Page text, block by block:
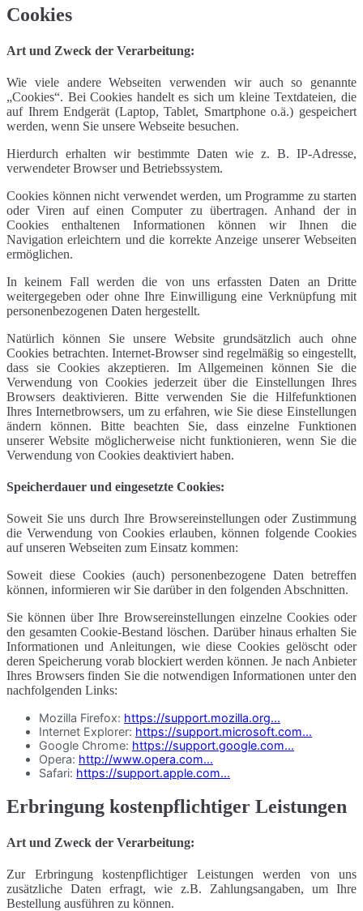
Cookies
Art und Zweck der Verarbeitung:
Wie viele andere Webseiten verwenden wir auch so genannte
„Cookies“. Bei Cookies handelt es sich um kleine Textdateien, die
auf Ihrem Endgerät (Laptop, Tablet, Smartphone o.ä.) gespeichert
werden, wenn Sie unsere Webseite besuchen.
Hierdurch erhalten wir bestimmte Daten wie z. B. IP-Adresse,
verwendeter Browser und Betriebssystem.
Cookies können nicht verwendet werden, um Programme zu starten
oder Viren auf einen Computer zu übertragen. Anhand der in
Cookies enthaltenen Informationen können wir Ihnen die
Navigation erleichtern und die korrekte Anzeige unserer Webseiten
ermöglichen.
In keinem Fall werden die von uns erfassten Daten an Dritte
weitergegeben oder ohne Ihre Einwilligung eine Verknüpfung mit
personenbezogenen Daten hergestellt.
Natürlich können Sie unsere Website grundsätzlich auch ohne
Cookies betrachten. Internet-Browser sind regelmäßig so eingestellt,
dass sie Cookies akzeptieren. Im Allgemeinen können Sie die
Verwendung von Cookies jederzeit über die Einstellungen Ihres
Browsers deaktivieren. Bitte verwenden Sie die Hilfefunktionen
Ihres Internetbrowsers, um zu erfahren, wie Sie diese Einstellungen
ändern können. Bitte beachten Sie, dass einzelne Funktionen
unserer Website möglicherweise nicht funktionieren, wenn Sie die
Verwendung von Cookies deaktiviert haben.
Speicherdauer und eingesetzte Cookies:
Soweit Sie uns durch Ihre Browsereinstellungen oder Zustimmung
die Verwendung von Cookies erlauben, können folgende Cookies
auf unseren Webseiten zum Einsatz kommen:
Soweit diese Cookies (auch) personenbezogene Daten betreffen
können, informieren wir Sie darüber in den folgenden Abschnitten.
Sie können über Ihre Browsereinstellungen einzelne Cookies oder
den gesamten Cookie-Bestand löschen. Darüber hinaus erhalten Sie
Informationen und Anleitungen, wie diese Cookies gelöscht oder
deren Speicherung vorab blockiert werden können. Je nach Anbieter
Ihres Browsers finden Sie die notwendigen Informationen unter den
nachfolgenden Links:
Mozilla Firefox: https://support.mozilla.org...
Internet Explorer: https://support.microsoft.com...
Google Chrome: https://support.google.com...
Opera: http://www.opera.com...
Safari: https://support.apple.com...
Erbringung kostenpflichtiger Leistungen
Art und Zweck der Verarbeitung:
Zur Erbringung kostenpflichtiger Leistungen werden von uns
zusätzliche Daten erfragt, wie z.B. Zahlungsangaben, um Ihre
Bestellung ausführen zu können.